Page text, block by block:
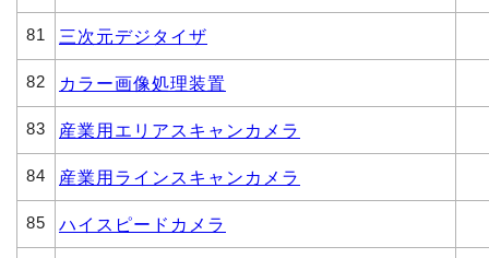
81 三次元デジタイザ
82 カラー画像処理装置
83 産業用エリアスキャンカメラ
84 産業用ラインスキャンカメラ
85 ハイスピードカメラ